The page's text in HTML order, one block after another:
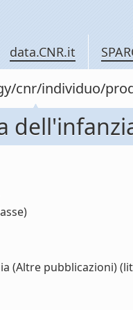
data.CNR.it
cnr/individuo/
(Altre pubblicazioni)